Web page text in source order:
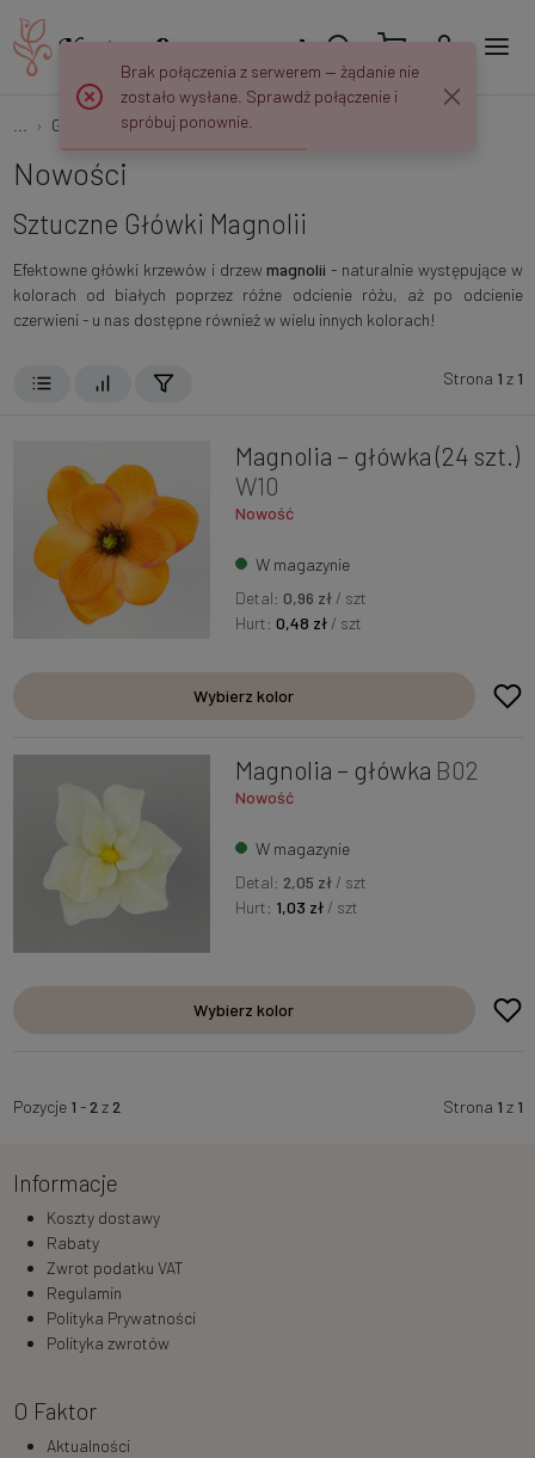
Główki Kwiatowe Magnolie
Nowości
Sztuczne Główki Magnolii
Efektowne główki krzewów i drzewmagnolii - naturalnie występujące w
kolorach od białych poprzez różne odcienie różu, aż po odcienie
czerwieni - u nas dostępne również w wielu innych kolorach!
Strona 1 z 1
Magnolia – główka (24 szt.)
W10
Nowość
W magazynie
Detal: 0,96 zł / szt
Hurt:0,48 zł / szt
Wybierz kolor
Magnolia – główka B02
Nowość
W magazynie
Detal: 2,05 zł / szt
Hurt: 1,03 zł / szt
Wybierz kolor
Pozycje 1 -2 z2 Strona 1 z 1
Informacje
Koszty dostawy
Rabaty
Zwrot podatku VAT
Regulamin
Polityka Prywatności
Polityka zwrotów
O Faktor
Aktualności
Brak połączenia z serwerem — żądanie nie
zostało wysłane. Sprawdź połączenie i
spróbuj ponownie.